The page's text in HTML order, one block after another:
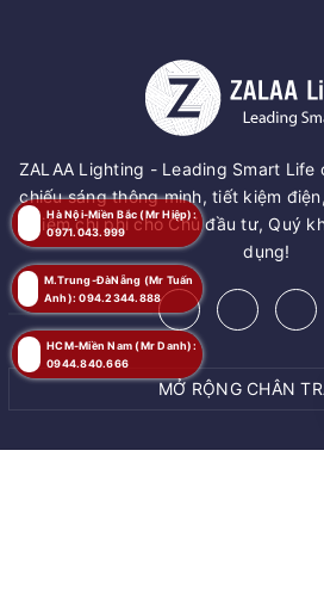
ZALAA Lighting - Leading Smart Life
chiếu sáng thông minh, tiết kiệm
kiệm chi phí cho Chủ đầu tư, Quý
dụng!
MỞ RỘNG CHÂN
HCM-Miền Nam (Mr Danh):
0944.840.666
Hà Nội-Miền Bắc (Mr Hiệp):
0971.043.999
M.Trung-ĐàNẵng (Mr Tuấn
Anh): 094.2344.888